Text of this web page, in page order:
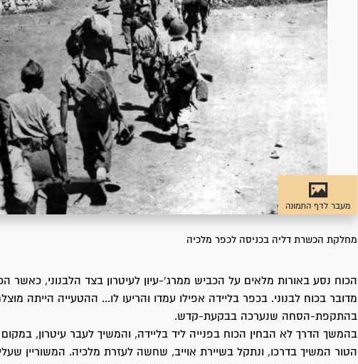
מעבר לדף התמונה
מחלקת הכשרת דליה בכניסה לכפר מלכיה
הכוח נסע באורות מלאים על הכביש ממרג'-עיון לעיטרון בצד הלבנוני, כאשר
מדובר בכוח לבנוני. בכפר בליידה אפילו עמדו והריעו לו... ההטעייה הייתה
בהתקפת-הסחה שנערכה בבקעת-קדש.
בהמשך הדרך לא הבחין הכוח בפנייה ליד בליידה, והמשיך לעבר עיטרון,